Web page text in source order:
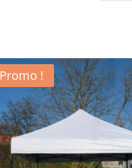
semi
pro
|
40-
45mm
Port
offert
Promo !